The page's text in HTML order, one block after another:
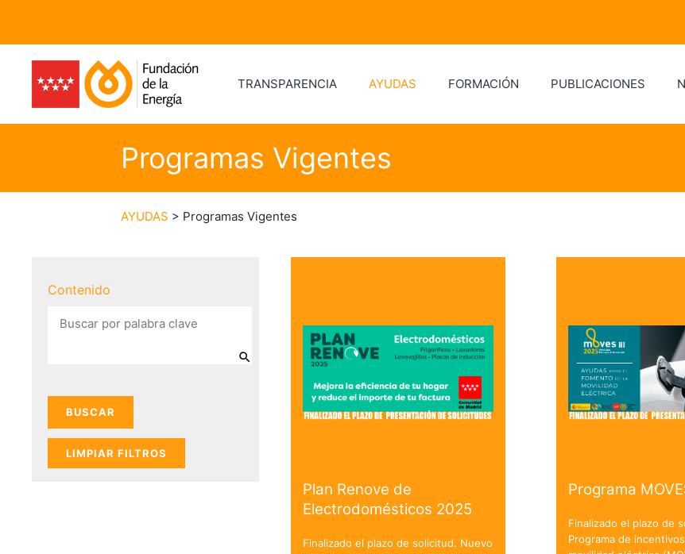
TRANSPARENCIA AYUDAS FORMACIÓN PUBLICACIONES
Programas Vigentes
AYUDAS > Programas Vigentes
Contenido
LIMPIAR FILTROS
Plan Renove de
Electrodomésticos 2025
Finalizado el plazo de solicitud. Nuevo
Programa
Finalizado el plazo de
Programa de